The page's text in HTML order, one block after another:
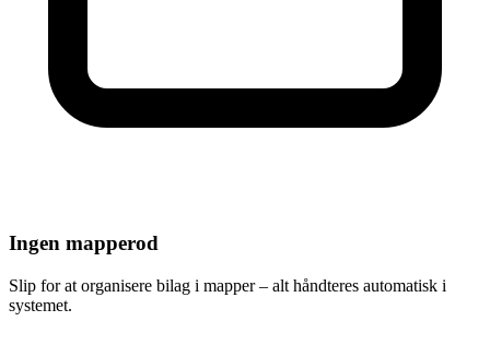
Ingen mapperod
Slip for at organisere bilag i mapper – alt håndteres automatisk i
systemet.